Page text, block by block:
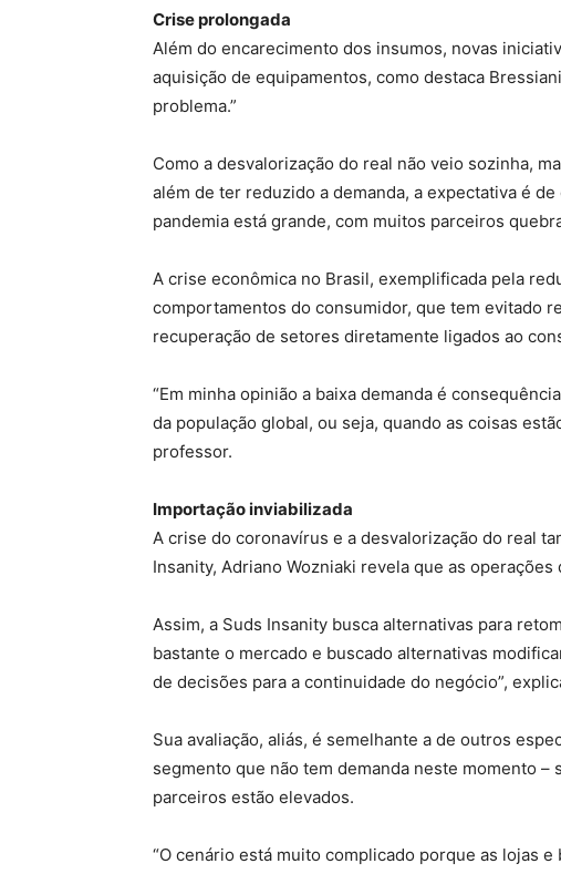
Crise prolongada
Além do encarecimento dos insumos, novas
aquisição de equipamentos, como destaca
problema.”
Como a desvalorização do real não veio sozinha,
além de ter reduzido a demanda, a expectativa é
pandemia está grande, com muitos parceiros
A crise econômica no Brasil, exemplificada pela
comportamentos do consumidor, que tem evitado
recuperação de setores diretamente ligados ao
“Em minha opinião a baixa demanda é
da população global, ou seja, quando as coisas
professor.
Importação inviabilizada
A crise do coronavírus e a desvalorização do real
Insanity, Adriano Wozniaki revela que as
Assim, a Suds Insanity busca alternativas para
bastante o mercado e buscado alternativas
de decisões para a continuidade do negócio”,
Sua avaliação, aliás, é semelhante a de outros
segmento que não tem demanda neste momento
parceiros estão elevados.
“O cenário está muito complicado porque as lojas